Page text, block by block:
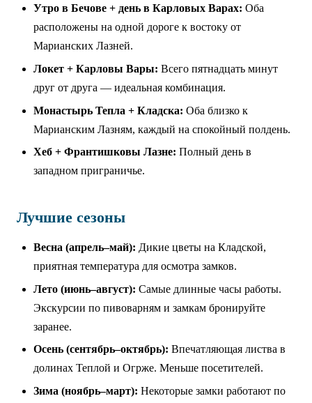
Утро в Бечове + день в Карловых Варах: Оба
расположены на одной дороге к востоку от
Марианских Лазней.
Локет + Карловы Вары: Всего пятнадцать минут
друг от друга — идеальная комбинация.
Монастырь Тепла + Кладска: Оба близко к
Марианским Лазням, каждый на спокойный полдень.
Хеб + Франтишковы Лазне: Полный день в
западном приграничье.
Лучшие сезоны
Весна (апрель–май): Дикие цветы на Кладской,
приятная температура для осмотра замков.
Лето (июнь–август): Самые длинные часы работы.
Экскурсии по пивоварням и замкам бронируйте
заранее.
Осень (сентябрь–октябрь): Впечатляющая листва в
долинах Теплой и Огрже. Меньше посетителей.
Зима (ноябрь–март): Некоторые замки работают по